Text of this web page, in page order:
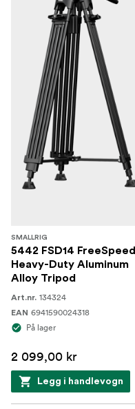
SMALLRIG
5442 FSD14 FreeSpeed
Heavy-Duty Aluminum
Alloy Tripod
Art.nr. 134324
EAN 6941590024318
På lager
2 099,00 kr
Legg i handlevogn